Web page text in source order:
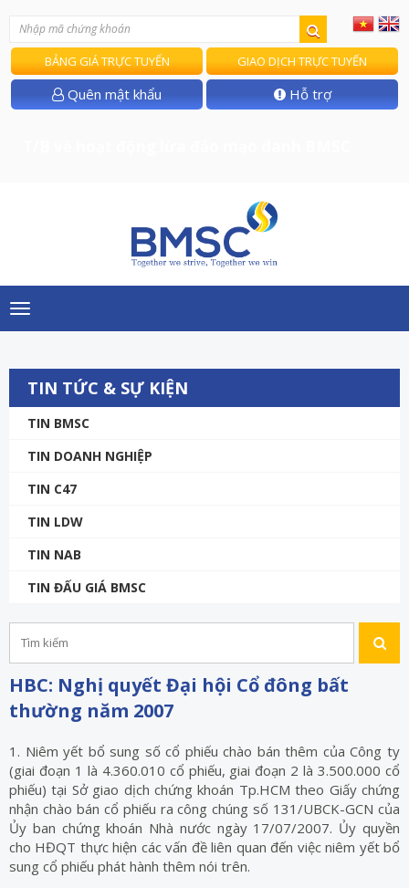
BẢNG GIÁ TRỰC TUYẾN GIAO DỊCH TRỰC TUYẾN
Quên mật khẩu Hỗ trợ
Toggle
navigation
TIN TỨC & SỰ KIỆN
TIN BMSC
TIN DOANH NGHIỆP
TIN C47
TIN LDW
TIN NAB
TIN ĐẤU GIÁ BMSC
HBC: Nghị quyết Đại hội Cổ đông bất
thường năm 2007
1. Niêm yết bổ sung số cổ phiếu chào bán thêm của Công ty
(giai đoạn 1 là 4.360.010 cổ phiếu, giai đoạn 2 là 3.500.000 cổ
phiếu) tại Sở giao dịch chứng khoán Tp.HCM theo Giấy chứng
nhận chào bán cổ phiếu ra công chúng số 131/UBCK-GCN của
Ủy ban chứng khoán Nhà nước ngày 17/07/2007. Ủy quyền
cho HĐQT thực hiện các vấn đề liên quan đến việc niêm yết bổ
sung cổ phiếu phát hành thêm nói trên.